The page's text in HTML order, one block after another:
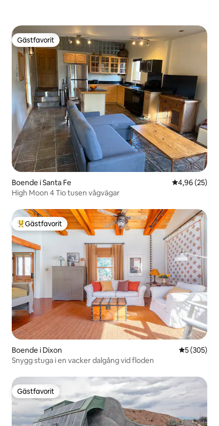
Gästfavorit
Gästfavorit
Boende i Santa Fe 4,96 av 5 i
4,96 (25)
High Moon 4 Tio tusen vågvägar
Populär gästfavorit
Gästfavorit
Boende i Dixon 5 av 5 i
5 (305)
Snygg stuga i en vacker dalgång vid floden
Gästfavorit
Gästfavorit